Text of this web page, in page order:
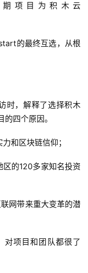
期项目为积木云
的最终互选，从根
时，解释了选择积木
四个原因。
和区块链信仰；
的120多家知名投资
网带来重大变革的潜
对项目和团队都很了